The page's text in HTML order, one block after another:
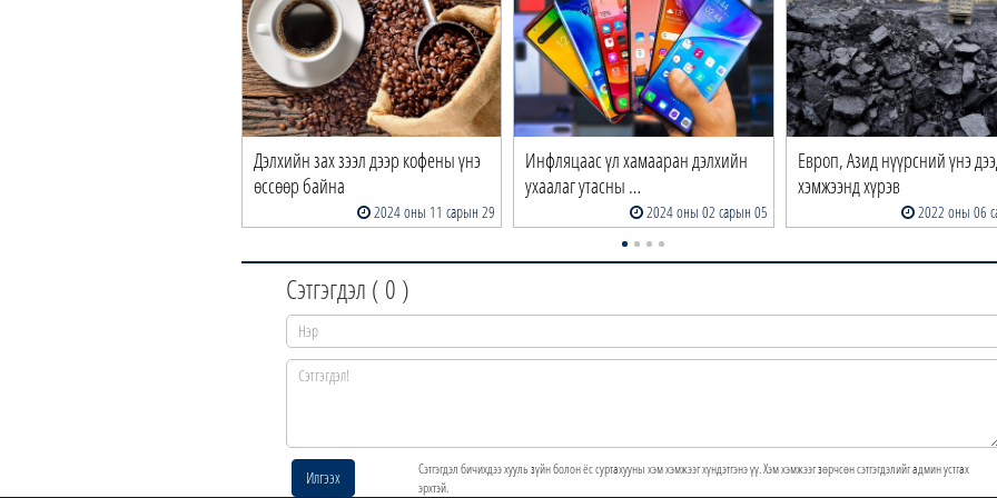
Дэлхийн зах зээл дээр кофены үнэ
өссөөр байна
2024 оны 11 сарын 29
Инфляцаас үл хамааран дэлхийн
ухаалаг утасны …
2024 оны 02 сарын 05
Европ, Азид нүүрсний үнэ
хэмжээнд хүрэв
2022 оны 06
Сэтгэгдэл ( 0 )
Илгээх
Сэтгэгдэл бичихдээ хууль зүйн болон ёс суртахууны хэм хэмжээг хүндэтгэнэ үү. Хэм хэмжээг зөрчсөн сэтгэгдэлийг админ устгах
эрхтэй.